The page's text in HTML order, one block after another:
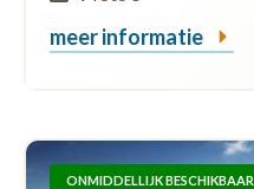
meer informatie
ONMIDDELLIJK BESCHIKBAAR